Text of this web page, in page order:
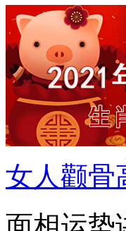
女人颧骨
面相运势